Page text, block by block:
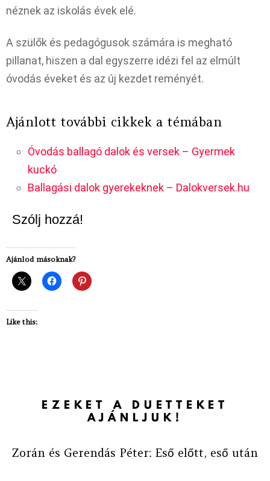
néznek az iskolás évek elé.
A szülők és pedagógusok számára is megható
pillanat, hiszen a dal egyszerre idézi fel az elmúlt
óvodás éveket és az új kezdet reményét.
Ajánlott további cikkek a témában
Óvodás ballagó dalok és versek – Gyermek
kuckó
Ballagási dalok gyerekeknek – Dalokversek.hu
Szólj hozzá!
Ajánlod másoknak?
Like this:
EZEKET A DUETTEKET
AJÁNLJUK!
Zorán és Gerendás Péter: Eső előtt, eső után